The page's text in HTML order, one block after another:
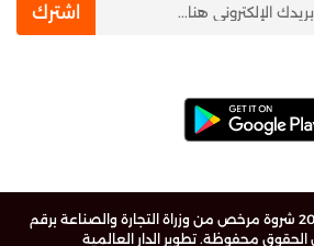
اشترك
حقوق الطبع والنسخ ؛ 2026 شروة مرخص من وزراة التجارة والصناعة برقم
تطوير الدار العالمية